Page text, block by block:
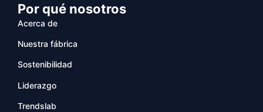
Por qué nosotros
Acerca de
Nuestra fábrica
Sostenibilidad
Liderazgo
Trendslab